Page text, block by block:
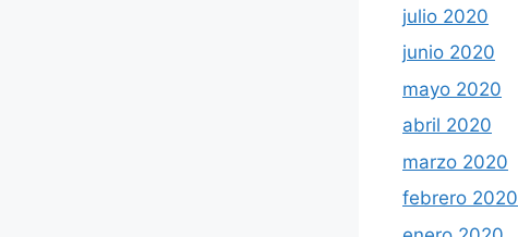
julio 2020
junio 2020
mayo 2020
abril 2020
marzo 2020
febrero 2020